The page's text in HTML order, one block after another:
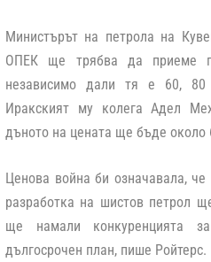
Министърът на петрола на
ОПЕК ще трябва да приеме
независимо дали тя е 60,
Иракският му колега Адел
дъното на цената ще бъде около
Ценова война би означавала,
разработка на шистов петрол
ще намали конкуренцията
дългосрочен план, пише Ройтерс.